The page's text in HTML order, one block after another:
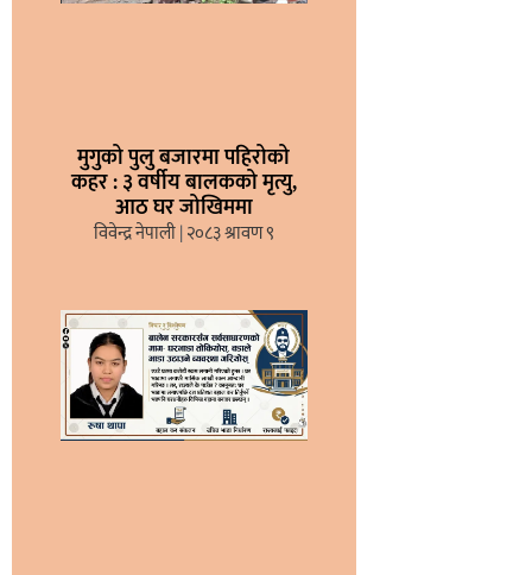
मुगुको पुलु बजारमा पहिरोको
कहर : ३ वर्षीय बालकको मृत्यु,
आठ घर जोखिममा
विवेन्द्र नेपाली २०८३ श्रावण ९